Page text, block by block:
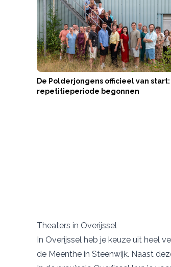
De Polderjongens officieel van start:
repetitieperiode begonnen
Theaters in Overijssel
In Overijssel heb je keuze uit heel
de Meenthe in Steenwijk. Naast